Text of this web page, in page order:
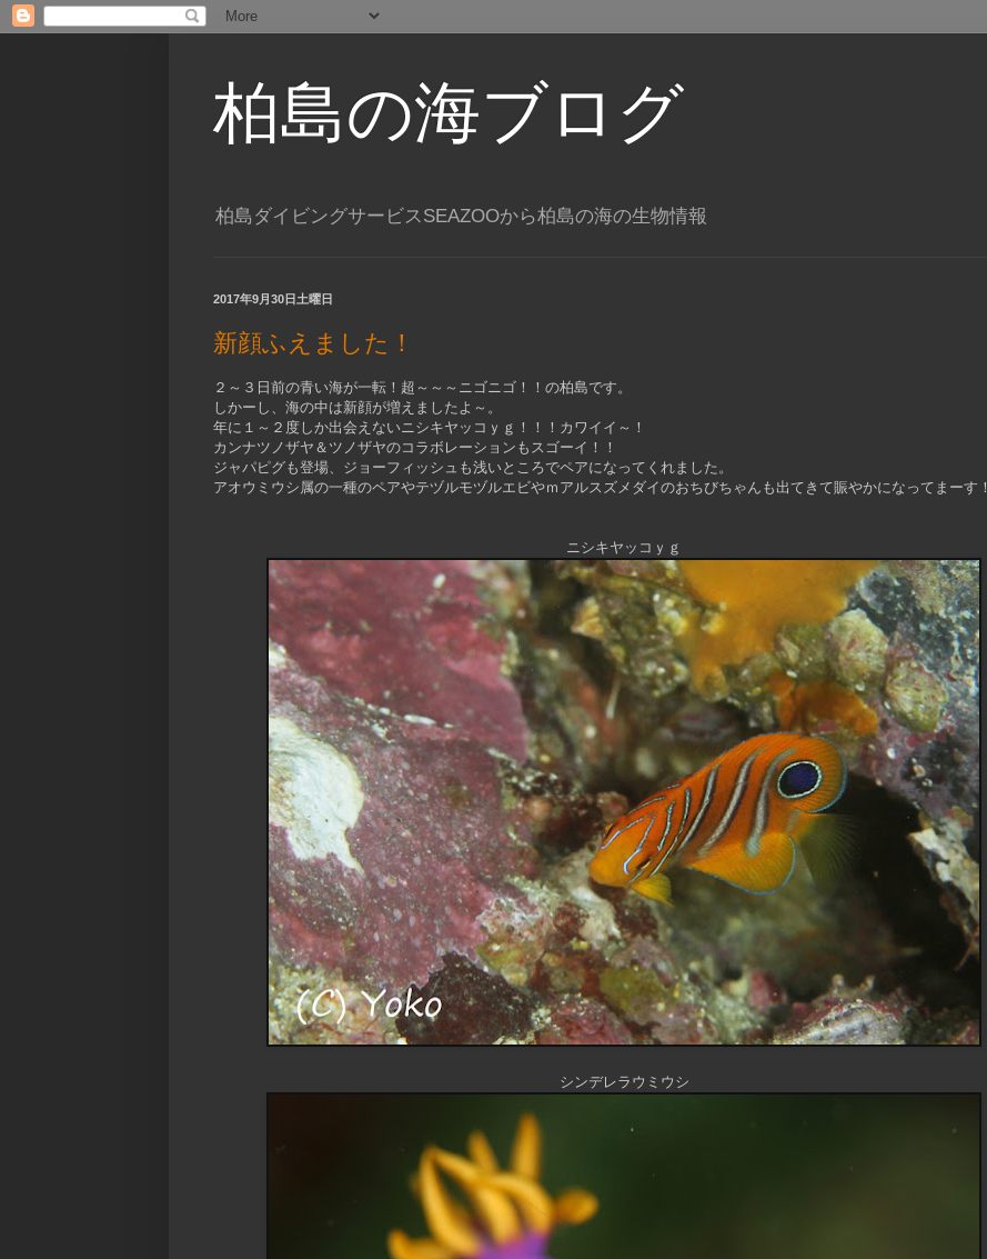
柏島の海ブログ
柏島ダイビングサービスSEAZOOから柏島の海の生物情報
2017年9月30日土曜日
新顔ふえました！
２～３日前の青い海が一転！超～～～ニゴニゴ！！の柏島です。
しかーし、海の中は新顔が増えましたよ～。
年に１～２度しか出会えないニシキヤッコｙｇ！！！カワイイ～！
カンナツノザヤ＆ツノザヤのコラボレーションもスゴーイ！！
ジャパピグも登場、ジョーフィッシュも浅いところでペアになってくれました。
アオウミウシ属の一種のペアやテヅルモヅルエビやｍアルスズメダイのおちびちゃんも出てきて賑やかになってまーす！
ニシキヤッコｙｇ
シンデレラウミウシ